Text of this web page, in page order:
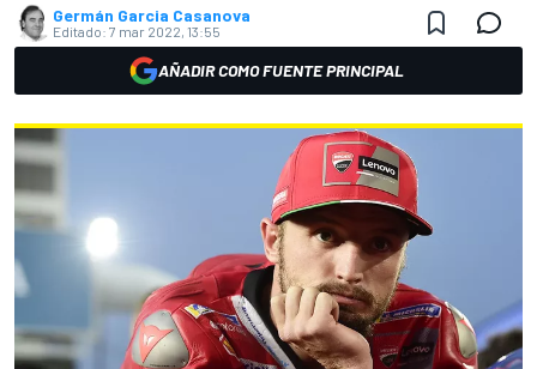
Germán Garcia Casanova
Editado: 7 mar 2022, 13:55
AÑADIR COMO FUENTE PRINCIPAL